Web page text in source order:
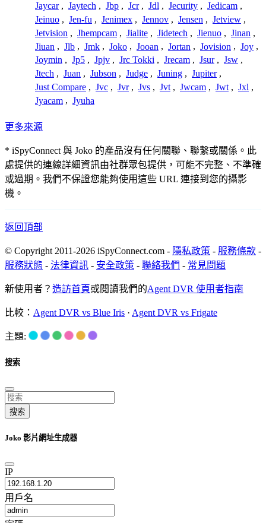
Jaycar , Jaytech , Jbp , Jcr , Jdl , Jecurity , Jedicam ,
Jeinuo , Jen-fu , Jenimex , Jennov , Jensen , Jetview ,
Jetvision , Jhempcam , Jialite , Jidetech , Jienuo , Jinan ,
Jiuan , Jlb , Jmk , Joko , Jooan , Jortan , Jovision , Joy ,
Joymin , Jp5 , Jpjv , Jrc Tokki , Jrecam , Jsur , Jsw ,
Jtech , Juan , Jubson , Judge , Juning , Jupiter ,
Just Compare , Jvc , Jvr , Jvs , Jvt , Jwcam , Jwt , Jxl ,
Jyacam , Jyuha
更多來源
* iSpyConnect 與 Joko 的產品沒有任何關聯、聯繫或關係。此
處提供的連線詳細資訊由社群眾包提供，可能不完整、不準確
或過期。我們不保證您能夠使用這些 URL 連接到您的攝影
機。
返回頂部
© Copyright 2011-2026 iSpyConnect.com - 隱私政策 - 服務條款 -
服務狀態 - 法律資訊 - 安全政策 - 聯絡我們 - 常見問題
新使用者？ 造訪首頁或閱讀我們的Agent DVR 使用者指南
比較： Agent DVR vs Blue Iris · Agent DVR vs Frigate
主題:
搜索
搜索
Joko 影片網址生成器
IP
用戶名